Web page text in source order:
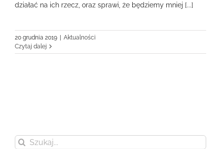
działać na ich rzecz, oraz sprawi, że będziemy mniej [...]
20 grudnia 2019
Aktualności
Czytaj dalej
Szukaj